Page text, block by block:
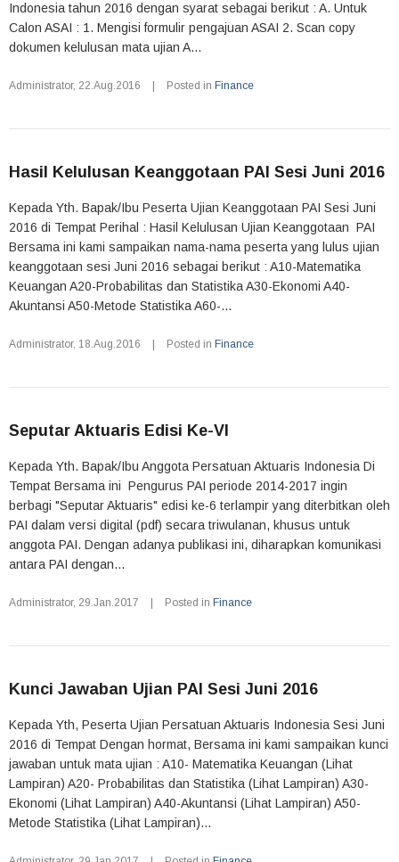
Indonesia tahun 2016 dengan syarat sebagai berikut : A. Untuk
Calon ASAI : 1. Mengisi formulir pengajuan ASAI 2. Scan copy
dokumen kelulusan mata ujian A...
Administrator, 22.Aug.2016 Posted in Finance
Hasil Kelulusan Keanggotaan PAI Sesi Juni 2016
Kepada Yth. Bapak/Ibu Peserta Ujian Keanggotaan PAI Sesi Juni
2016 di Tempat Perihal : Hasil Kelulusan Ujian Keanggotaan PAI
Bersama ini kami sampaikan nama-nama peserta yang lulus ujian
keanggotaan sesi Juni 2016 sebagai berikut : A10-Matematika
Keuangan A20-Probabilitas dan Statistika A30-Ekonomi A40-
Akuntansi A50-Metode Statistika A60-...
Administrator, 18.Aug.2016 Posted in Finance
Seputar Aktuaris Edisi Ke-VI
Kepada Yth. Bapak/Ibu Anggota Persatuan Aktuaris Indonesia Di
Tempat Bersama ini Pengurus PAI periode 2014-2017 ingin
berbagi "Seputar Aktuaris" edisi ke-6 terlampir yang diterbitkan oleh
PAI dalam versi digital (pdf) secara triwulanan, khusus untuk
anggota PAI. Dengan adanya publikasi ini, diharapkan komunikasi
antara PAI dengan...
Administrator, 29.Jan.2017 Posted in Finance
Kunci Jawaban Ujian PAI Sesi Juni 2016
Kepada Yth, Peserta Ujian Persatuan Aktuaris Indonesia Sesi Juni
2016 di Tempat Dengan hormat, Bersama ini kami sampaikan kunci
jawaban untuk mata ujian : A10- Matematika Keuangan (Lihat
Lampiran) A20- Probabilitas dan Statistika (Lihat Lampiran) A30-
Ekonomi (Lihat Lampiran) A40-Akuntansi (Lihat Lampiran) A50-
Metode Statistika (Lihat Lampiran)...